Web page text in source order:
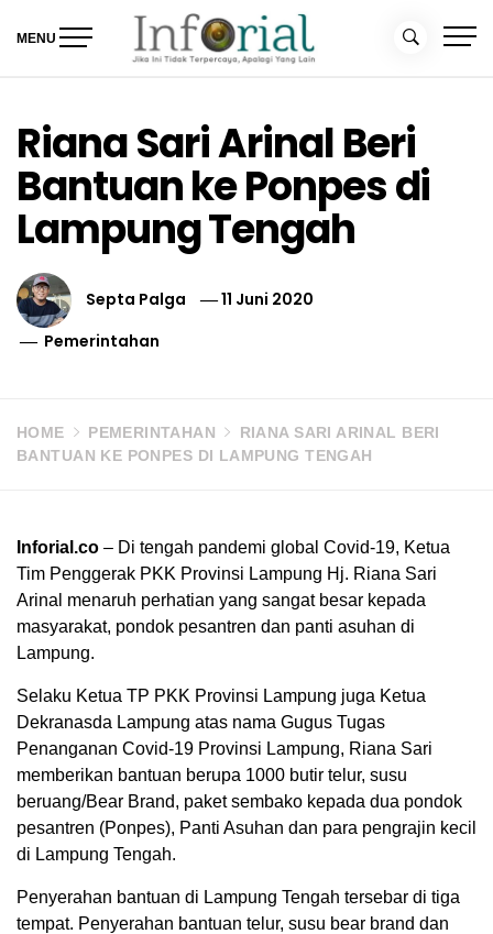
MENU
Riana Sari Arinal Beri
Bantuan ke Ponpes di
Lampung Tengah
Septa Palga
11 Juni 2020
Pemerintahan
HOME PEMERINTAHAN
RIANA SARI ARINAL BERI
BANTUAN KE PONPES DI LAMPUNG TENGAH
Inforial.co – Di tengah pandemi global Covid-19, Ketua
Tim Penggerak PKK Provinsi Lampung Hj. Riana Sari
Arinal menaruh perhatian yang sangat besar kepada
masyarakat, pondok pesantren dan panti asuhan di
Lampung.
Selaku Ketua TP PKK Provinsi Lampung juga Ketua
Dekranasda Lampung atas nama Gugus Tugas
Penanganan Covid-19 Provinsi Lampung, Riana Sari
memberikan bantuan berupa 1000 butir telur, susu
beruang/Bear Brand, paket sembako kepada dua pondok
pesantren (Ponpes), Panti Asuhan dan para pengrajin kecil
di Lampung Tengah.
Penyerahan bantuan di Lampung Tengah tersebar di tiga
tempat. Penyerahan bantuan telur, susu bear brand dan